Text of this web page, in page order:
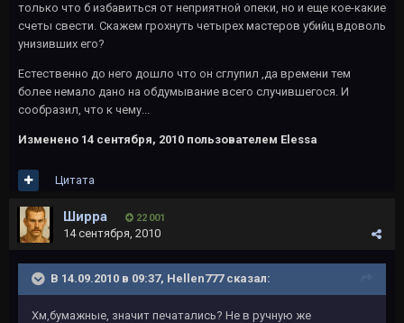
только что б избавиться от неприятной опеки, но и еще кое-какие
счеты свести. Скажем грохнуть четырех мастеров убийц вдоволь
унизивших его?
Естественно до него дошло что он сглупил ,да времени тем
более немало дано на обдумывание всего случившегося. И
сообразил, что к чему...
Изменено 14 сентября, 2010 пользователем Elessa
Цитата
Ширра 22 001
14 сентября, 2010
В 14.09.2010 в 09:37, Hellen777 сказал:
Хм,бумажные, значит печатались? Не в ручную же